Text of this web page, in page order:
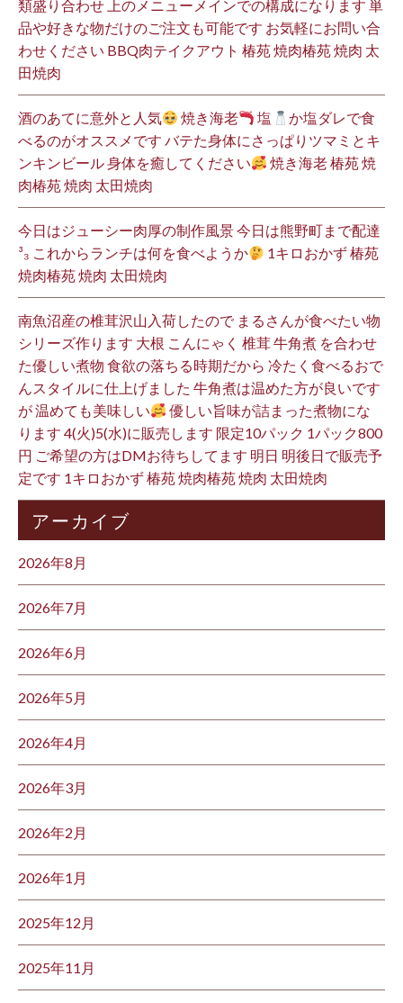
類盛り合わせ 上のメニューメインでの構成になります 単
品や好きな物だけのご注文も可能です お気軽にお問い合
わせください BBQ肉テイクアウト 椿苑 焼肉椿苑 焼肉 太
田焼肉
酒のあてに意外と人気 焼き海老 塩
か塩ダレで食
べるのがオススメです バテた身体にさっぱりツマミとキ
ンキンビール 身体を癒してください
焼き海老 椿苑 焼
肉椿苑 焼肉 太田焼肉
今日はジューシー肉厚の制作風景 今日は熊野町まで配達
³₃ これからランチは何を食べようか
1キロおかず 椿苑
焼肉椿苑 焼肉 太田焼肉
南魚沼産の椎茸沢山入荷したので まるさんが食べたい物
シリーズ作ります 大根 こんにゃく 椎茸 牛角煮 を合わせ
た優しい煮物 食欲の落ちる時期だから 冷たく食べるおで
んスタイルに仕上げました 牛角煮は温めた方が良いです
が 温めても美味しい
優しい旨味が詰まった煮物にな
ります 4(火)5(水)に販売します 限定10パック 1パック800
円 ご希望の方はDMお待ちしてます 明日 明後日で販売予
定です 1キロおかず 椿苑 焼肉椿苑 焼肉 太田焼肉
アーカイブ
2026年8月
2026年7月
2026年6月
2026年5月
2026年4月
2026年3月
2026年2月
2026年1月
2025年12月
2025年11月